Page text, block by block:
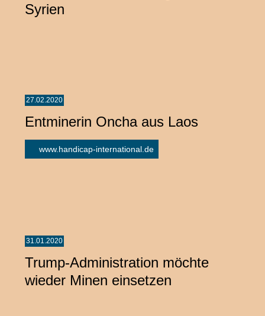
Syrien
27.02.2020
Entminerin Oncha aus Laos
www.handicap-international.de
31.01.2020
Trump-Administration möchte
wieder Minen einsetzen